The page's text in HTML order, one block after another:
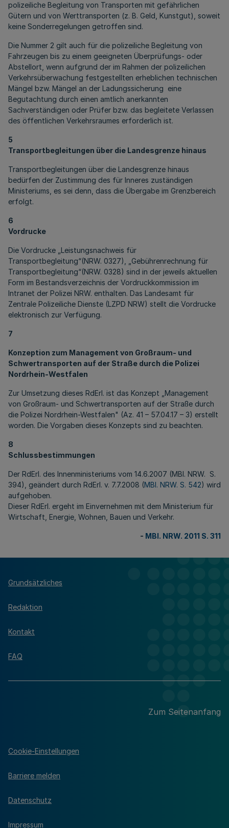
polizeiliche Begleitung von Transporten mit gefährlichen
Gütern und von Werttransporten (z. B. Geld, Kunstgut), soweit
keine Sonderregelungen getroffen sind.
Die Nummer 2 gilt auch für die polizeiliche Begleitung von
Fahrzeugen bis zu einem geeigneten Überprüfungs- oder
Abstellort, wenn aufgrund der im Rahmen der polizeilichen
Verkehrsüberwachung festgestellten erheblichen technischen
Mängel bzw. Mängel an der Ladungssicherung eine
Begutachtung durch einen amtlich anerkannten
Sachverständigen oder Prüfer bzw. das begleitete Verlassen
des öffentlichen Verkehrsraumes erforderlich ist.
5
Transportbegleitungen über die Landesgrenze hinaus
Transportbegleitungen über die Landesgrenze hinaus
bedürfen der Zustimmung des für Inneres zuständigen
Ministeriums, es sei denn, dass die Übergabe im Grenzbereich
erfolgt.
6
Vordrucke
Die Vordrucke „Leistungsnachweis für
Transportbegleitung“(NRW. 0327), „Gebührenrechnung für
Transportbegleitung“(NRW. 0328) sind in der jeweils aktuellen
Form im Bestandsverzeichnis der Vordruckkommission im
Intranet der Polizei NRW. enthalten. Das Landesamt für
Zentrale Polizeiliche Dienste (LZPD NRW) stellt die Vordrucke
elektronisch zur Verfügung.
7
Konzeption zum Management von Großraum- und
Schwertransporten auf der Straße durch die Polizei
Nordrhein-Westfalen
Zur Umsetzung dieses RdErl. ist das Konzept „Management
von Großraum- und Schwertransporten auf der Straße durch
die Polizei Nordrhein-Westfalen" (Az. 41 – 57.04.17 – 3) erstellt
worden. Die Vorgaben dieses Konzepts sind zu beachten.
8
Schlussbestimmungen
Der RdErl. des Innenministeriums vom 14.6.2007 (MBl. NRW. S.
394), geändert durch RdErl. v. 7.7.2008 (MBl. NRW. S. 542) wird
aufgehoben.
Dieser RdErl. ergeht im Einvernehmen mit dem Ministerium für
Wirtschaft, Energie, Wohnen, Bauen und Verkehr.
- MBl. NRW. 2011 S. 311
Grundsätzliches
Redaktion
Kontakt
FAQ
Zum Seitenanfang
Cookie-Einstellungen
Barriere melden
Datenschutz
Impressum